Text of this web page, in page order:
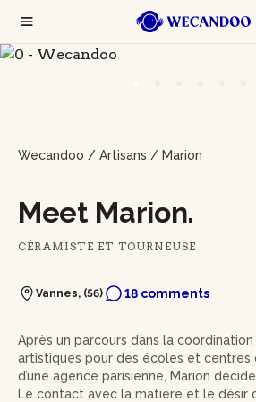
Wecandoo / Artisans / Marion
Meet Marion.
CÉRAMISTE ET TOURNEUSE
Vannes, (56) 18 comments
Après un parcours dans la
artistiques pour des écoles et centres
d’une agence parisienne, Marion
Le contact avec la matière et le désir